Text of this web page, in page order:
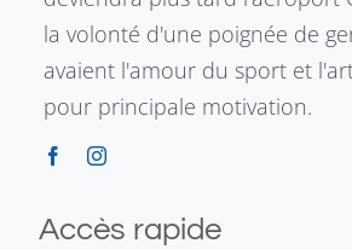
la volonté d'une poignée de
avaient l'amour du sport et
pour principale motivation.
Accès rapide